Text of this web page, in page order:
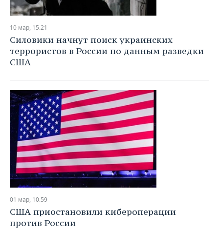
10 мар, 15:21
Силовики начнут поиск украинских
террористов в России по данным разведки
США
01 мар, 10:59
США приостановили кибероперации
против России